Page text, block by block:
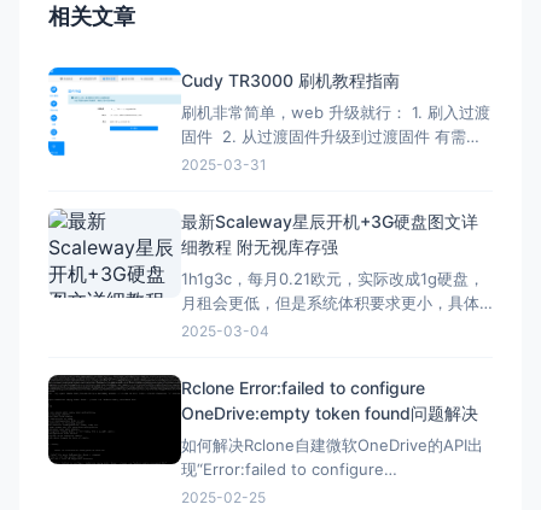
相关文章
Cudy TR3000 刷机教程指南
刷机非常简单，web 升级就行： 1. 刷入过渡
固件 2. 从过渡固件升级到过渡固件 有需要
刷回原厂固件的记得先备份 FIP 分区！ FIP
filogic-cudy_tr3000-v1-squas
2025-03-31
最新Scaleway星辰开机+3G硬盘图文详
细教程 附无视库存强
1h1g3c，每月0.21欧元，实际改成1g硬盘，
月租会更低，但是系统体积要求更小，具体
自己测试，方法一样。 星辰Scaleway官网：
先注册一个星辰账号 这里的地址可以
2025-03-04
Rclone Error:failed to configure
OneDrive:empty token found问题解决
如何解决Rclone自建微软OneDrive的API出
现“Error:failed to configure
OneDrive:empty token found”错误？ 在
2025-02-25